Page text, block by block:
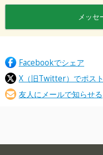
Facebookでシェア
X（旧Twitter）でポスト
友人にメールで知らせる